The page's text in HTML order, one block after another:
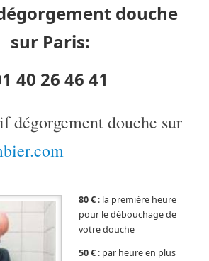
douche
sur Paris:
40 26 46 41
dégorgement douche sur
80 € : la première heure
pour le débouchage de
votre douche
50 €: par heure en plus